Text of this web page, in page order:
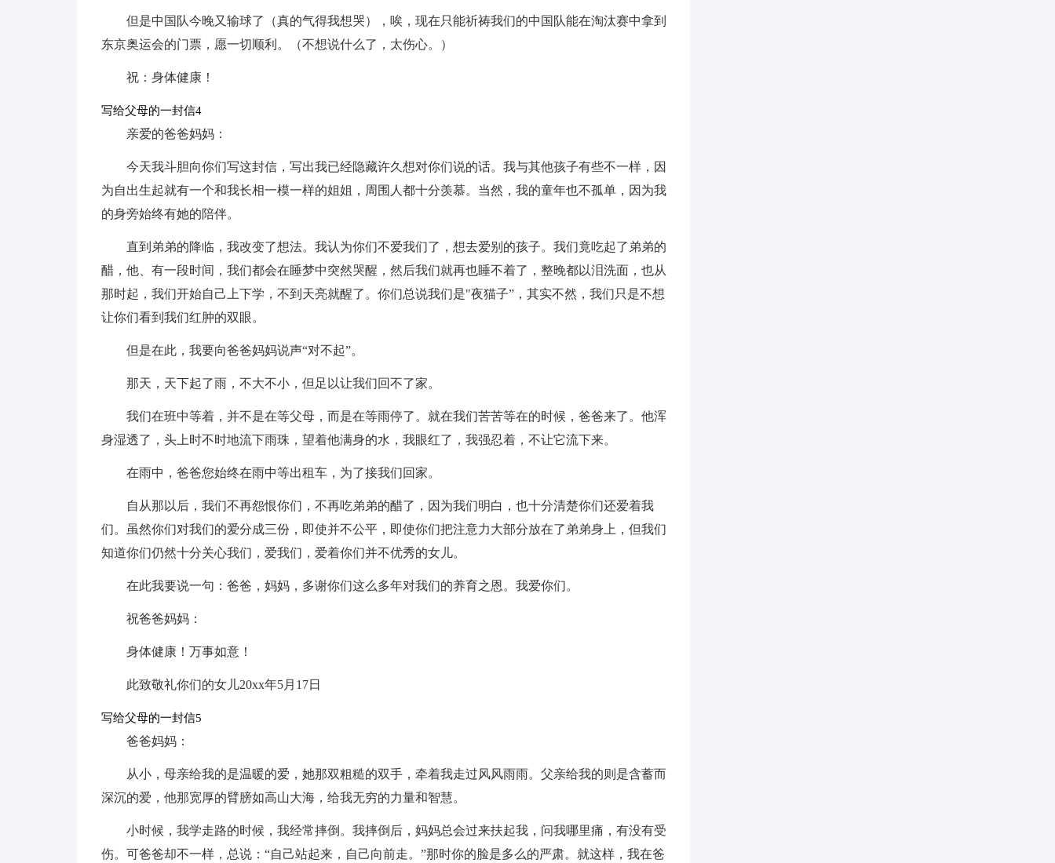
但是中国队今晚又输球了（真的气得我想哭），唉，现在只能祈祷我们的中国队能在淘汰赛中拿到
东京奥运会的门票，愿一切顺利。（不想说什么了，太伤心。）
祝：身体健康！
写给父母的一封信4
亲爱的爸爸妈妈：
今天我斗胆向你们写这封信，写出我已经隐藏许久想对你们说的话。我与其他孩子有些不一样，因
为自出生起就有一个和我长相一模一样的姐姐，周围人都十分羡慕。当然，我的童年也不孤单，因为我
的身旁始终有她的陪伴。
直到弟弟的降临，我改变了想法。我认为你们不爱我们了，想去爱别的孩子。我们竟吃起了弟弟的
醋，他、有一段时间，我们都会在睡梦中突然哭醒，然后我们就再也睡不着了，整晚都以泪洗面，也从
那时起，我们开始自己上下学，不到天亮就醒了。你们总说我们是"夜猫子”，其实不然，我们只是不想
让你们看到我们红肿的双眼。
但是在此，我要向爸爸妈妈说声“对不起”。
那天，天下起了雨，不大不小，但足以让我们回不了家。
我们在班中等着，并不是在等父母，而是在等雨停了。就在我们苦苦等在的时候，爸爸来了。他浑
身湿透了，头上时不时地流下雨珠，望着他满身的水，我眼红了，我强忍着，不让它流下来。
在雨中，爸爸您始终在雨中等出租车，为了接我们回家。
自从那以后，我们不再怨恨你们，不再吃弟弟的醋了，因为我们明白，也十分清楚你们还爱着我
们。虽然你们对我们的爱分成三份，即使并不公平，即使你们把注意力大部分放在了弟弟身上，但我们
知道你们仍然十分关心我们，爱我们，爱着你们并不优秀的女儿。
在此我要说一句：爸爸，妈妈，多谢你们这么多年对我们的养育之恩。我爱你们。
祝爸爸妈妈：
身体健康！万事如意！
此致敬礼你们的女儿20xx年5月17日
写给父母的一封信5
爸爸妈妈：
从小，母亲给我的是温暖的爱，她那双粗糙的双手，牵着我走过风风雨雨。父亲给我的则是含蓄而
深沉的爱，他那宽厚的臂膀如高山大海，给我无穷的力量和智慧。
小时候，我学走路的时候，我经常摔倒。我摔倒后，妈妈总会过来扶起我，问我哪里痛，有没有受
伤。可爸爸却不一样，总说：“自己站起来，自己向前走。”那时你的脸是多么的严肃。就这样，我在爸